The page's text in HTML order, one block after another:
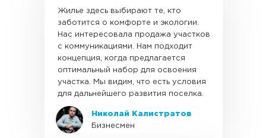
Жилье здесь выбирают те, кто
заботится о комфорте и экологии.
Нас интересовала продажа участков
с коммуникациями. Нам подходит
концепция, когда предлагается
оптимальный набор для освоения
участка. Мы видим, что есть условия
для дальнейшего развития поселка.
Николай Калистратов
Бизнесмен